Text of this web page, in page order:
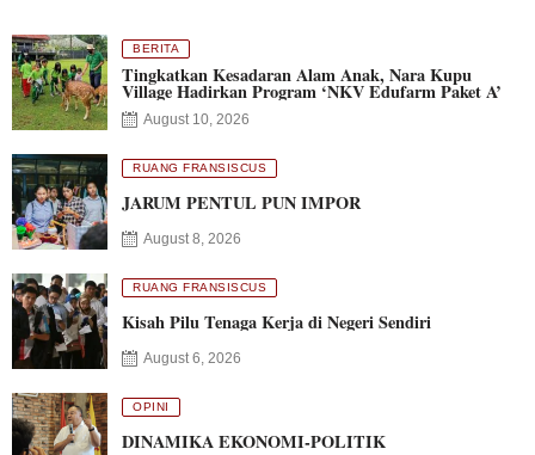
BERITA
Tingkatkan Kesadaran Alam Anak, Nara Kupu
Village Hadirkan Program ‘NKV Edufarm Paket A’
August 10, 2026
RUANG FRANSISCUS
JARUM PENTUL PUN IMPOR
August 8, 2026
RUANG FRANSISCUS
Kisah Pilu Tenaga Kerja di Negeri Sendiri
August 6, 2026
OPINI
DINAMIKA EKONOMI-POLITIK